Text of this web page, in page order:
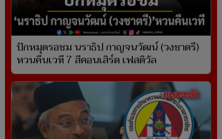
ปักหมุดรอชม นราธิป กาญจนวัฒน์ (วงชาตรี)
หวนคืนเวที 7 สีคอนเสิร์ต เฟสติวัล